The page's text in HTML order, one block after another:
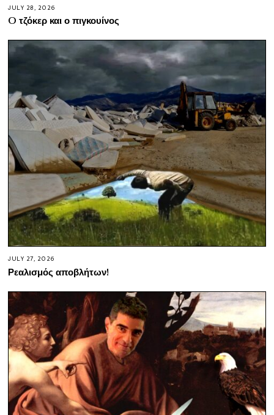
JULY 28, 2026
O τζόκερ και ο πιγκουίνος
JULY 27, 2026
Ρεαλισμός αποβλήτων!